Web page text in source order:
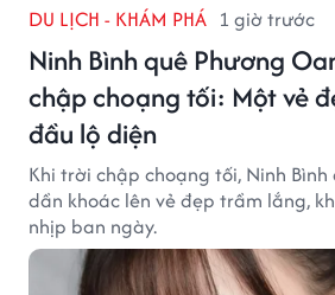
DU LỊCH - KHÁM PHÁ 1 giờ trước
Ninh Bình quê Phương
chập choạng tối: Một vẻ
đầu lộ diện
Khi trời chập choạng tối, Ninh
dần khoác lên vẻ đẹp trầm lắng,
nhịp ban ngày.